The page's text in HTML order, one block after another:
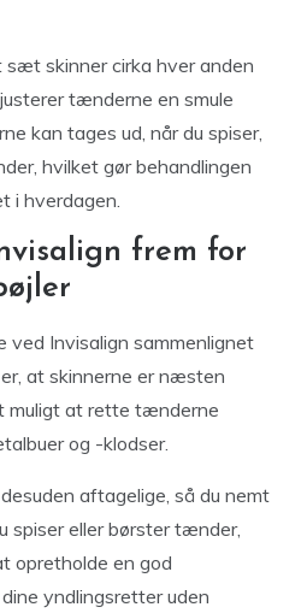
skinner cirka hver anden
tænderne en smule
kan tages ud, når du spiser,
hvilket gør behandlingen
i hverdagen.
frem for
ved Invisalign sammenlignet
at skinnerne er næsten
muligt at rette tænderne
og -klodser.
aftagelige, så du nemt
spiser eller børster tænder,
opretholde en god
yndlingsretter uden